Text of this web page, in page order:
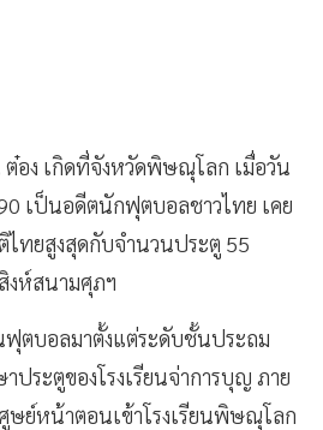
อง เกิดที่จังหวัดพิษณุโลก เมื่อวัน
เป็นอดีตนักฟุตบอลชาวไทย เคย
ทยสูงสุดกับจำนวนประตู 55
งห์สนามศุภฯ
ฟุตบอลมาตั้งแต่ระดับชั้นประถม
ระตูของโรงเรียนจ่าการบุญ ภาย
ษย์หน้าตอนเข้าโรงเรียนพิษณุโลก